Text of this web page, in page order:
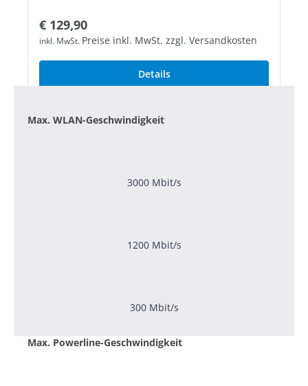
Regulärer Preis:
€ 129,90
inkl. MwSt. Preise inkl. MwSt. zzgl. Versandkosten
Details
Max. WLAN-Geschwindigkeit
3000 Mbit/s
1200 Mbit/s
300 Mbit/s
Max. Powerline-Geschwindigkeit